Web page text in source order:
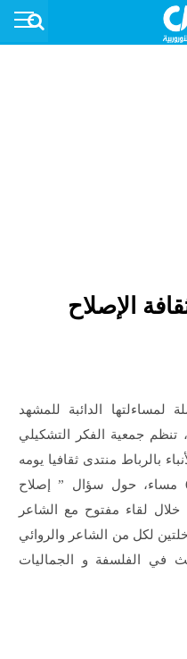
الإصلاح
لمساءلتها الدائبة للمشهد
تنظم جمعية الفكر التشكيلي
بالرباط منتدى ثقافيا يومه
الخميس 07 أبريل على الساعة 6 مساء، حول سؤال ” إصلاح
خلال لقاء مفتوح مع الشاعر
لكل من الشاعر والروائي
في الفلسفة و الجماليات